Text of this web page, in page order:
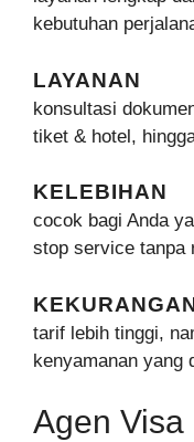
kebutuhan
LAYANAN
konsultasi
tiket & hotel,
KELEBIHAN
cocok bagi Anda
stop service tanpa
tarif lebih tinggi,
kenyamanan yang
Agen Visa